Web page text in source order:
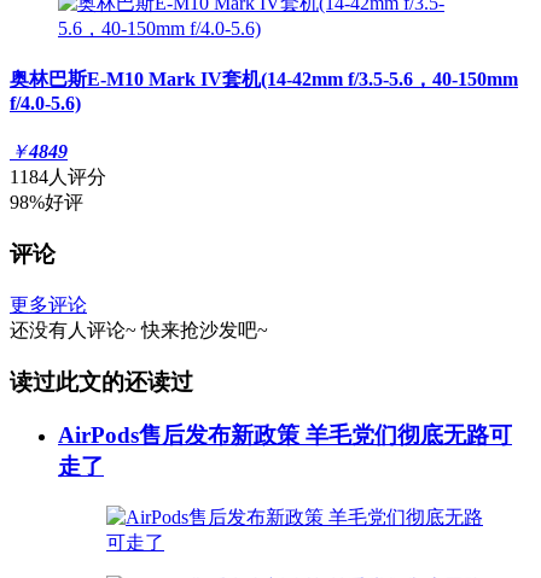
奥林巴斯E-M10 Mark IV套机(14-42mm f/3.5-5.6，40-150mm
f/4.0-5.6)
￥4849
1184人评分
98%好评
评论
更多评论
还没有人评论~ 快来抢沙发吧~
读过此文的还读过
AirPods售后发布新政策 羊毛党们彻底无路可
走了